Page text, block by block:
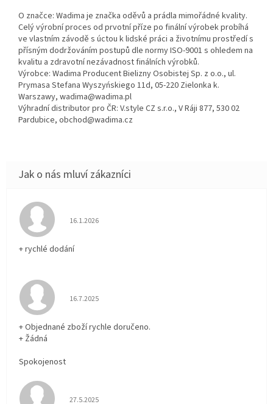
O značce: Wadima je značka oděvů a prádla mimořádné kvality.
Celý výrobní proces od prvotní příze po finální výrobek probíhá
ve vlastním závodě s úctou k lidské práci a životnímu prostředí s
přísným dodržováním postupů dle normy ISO-9001 s ohledem na
kvalitu a zdravotní nezávadnost finálních výrobků.
Výrobce: Wadima Producent Bielizny Osobistej Sp. z o.o., ul.
Prymasa Stefana Wyszyńskiego 11d, 05-220 Zielonka k.
Warszawy, wadima@wadima.pl
Výhradní distributor pro ČR: V.style CZ s.r.o., V Ráji 877, 530 02
Pardubice, obchod@wadima.cz
Hodnocení obchodu je 5 z 5 hvězdiček.
16.1.2026
+ rychlé dodání
Hodnocení obchodu je 5 z 5 hvězdiček.
16.7.2025
+ Objednané zboží rychle doručeno.
+ Žádná
Spokojenost
Hodnocení obchodu je 5 z 5 hvězdiček.
27.5.2025